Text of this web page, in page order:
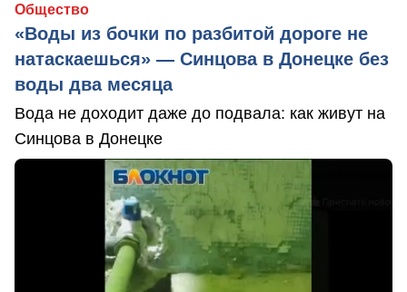
Общество
«Воды из бочки по разбитой дороге не
натаскаешься» — Синцова в Донецке без
воды два месяца
Вода не доходит даже до подвала: как живут на
Синцова в Донецке